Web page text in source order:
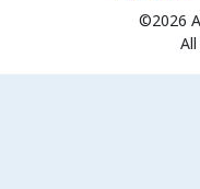
©2026